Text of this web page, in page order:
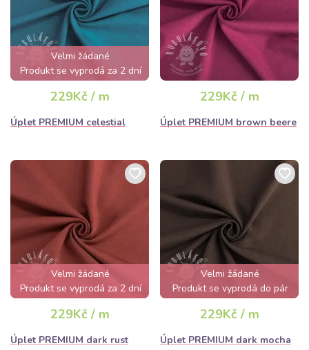
Velmi žádané
Produkt se vyprodá za 2 dní
229Kč / m
Úplet PREMIUM celestial
229Kč / m
Úplet PREMIUM brown beere
Velmi žádané
Produkt se vyprodá za 2 dní
229Kč / m
Úplet PREMIUM dark rust
Velmi žádané
Produkt se vyprodá do pár
hodin
229Kč / m
Úplet PREMIUM dark mocha